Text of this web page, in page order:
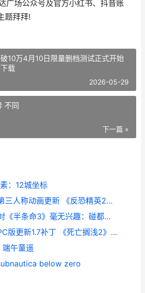
广场公众号及官方小红书、抖音账
题拜拜!
破10万4月10日限量删档测试正式开始
载
2026-05-29
不同
下一篇 »
：12城坐标
《反恐精英2》第三人称动画更新 《反恐精英2》直接安装游戏
前V社编剧表示对《半条命3》毫无兴趣：碰都不想碰
《死亡搁浅2》PC版更新1.7补丁 《死亡搁浅2》PC修改器
端午童遥
below zero